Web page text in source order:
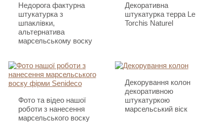
Недорога фактурна
штукатурка з
шпаклівки,
альтернатива
марсельському воску
Декоративна
штукатурка терра Le
Torchis Naturel
Фото та відео нашої
роботи з нанесення
марсельського воску
Декорування колон
декоративною
штукатуркою
марсельський віск